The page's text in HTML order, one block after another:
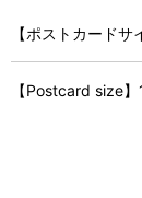
【ポストカード
【Postcard size